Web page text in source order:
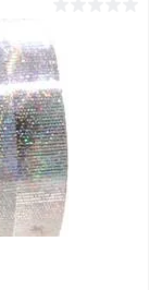
Сравнение
Под заказ